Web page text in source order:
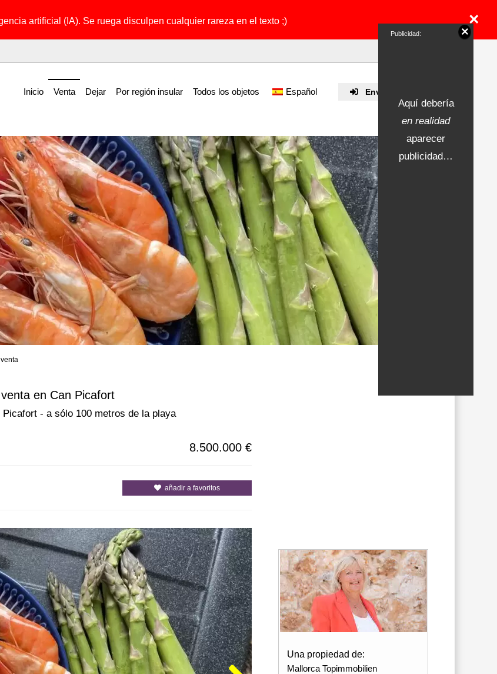
artificial (IA). Se ruega disculpen cualquier rareza en el texto ;) ×
Enviar propiedad
Inicio Venta Dejar Por región insular Todos los objetos Español
en Can Picafort
- a sólo 100 metros de la playa
8.500.000 €
añadir a favoritos
Una propiedad de:
Mallorca Topimmobilien
Publicidad:
Aquí debería
en realidad
aparecer
publicidad…
×